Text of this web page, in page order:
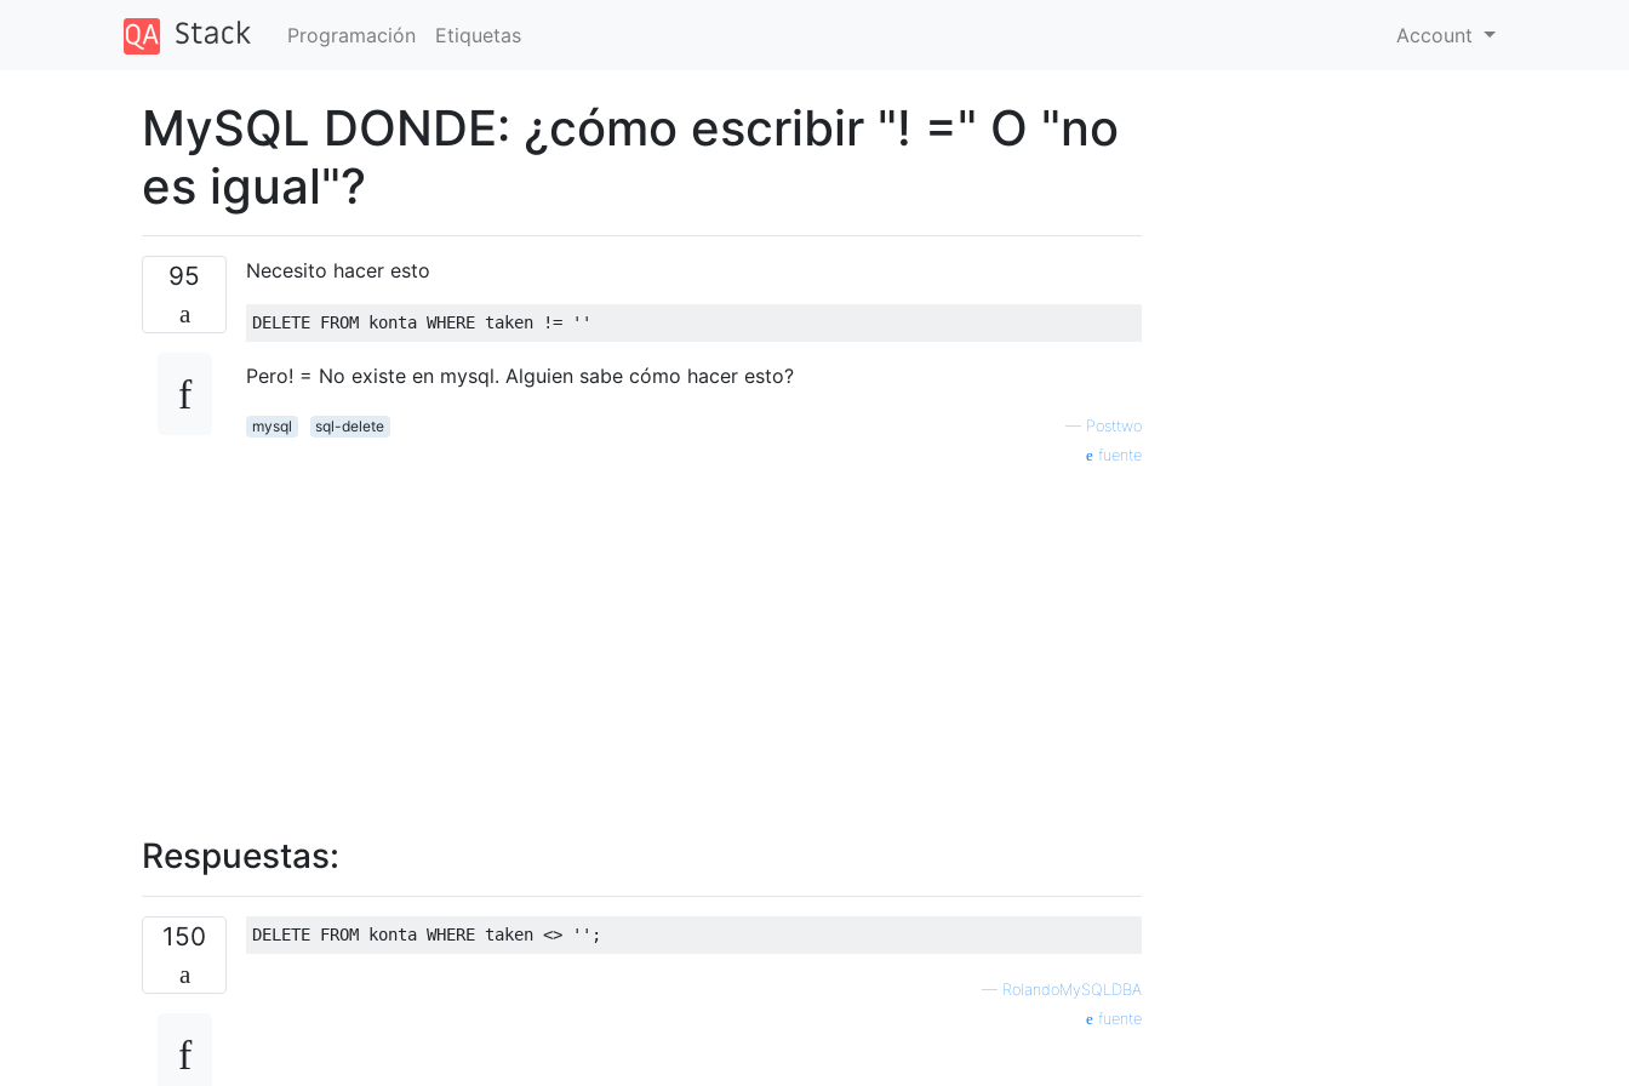
Programación Etiquetas Account
MySQL DONDE: ¿cómo escribir "! =" O "no
es igual"?
95 Necesito hacer esto
DELETE FROM konta WHERE taken != ''
Pero! = No existe en mysql. Alguien sabe cómo hacer esto?
mysql sql-delete — Posttwo
fuente
Respuestas:
150 DELETE FROM konta WHERE taken <> ''
— RolandoMySQLDBA
fuente